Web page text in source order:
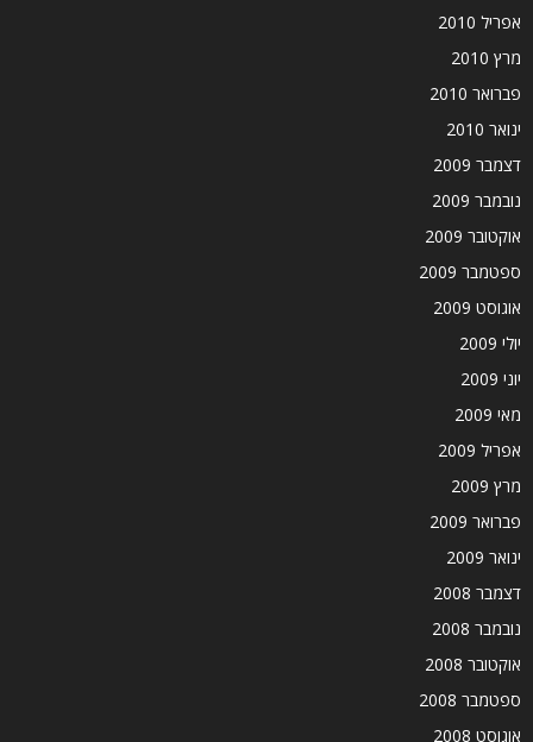
אפריל 2010
מרץ 2010
פברואר 2010
ינואר 2010
דצמבר 2009
נובמבר 2009
אוקטובר 2009
ספטמבר 2009
אוגוסט 2009
יולי 2009
יוני 2009
מאי 2009
אפריל 2009
מרץ 2009
פברואר 2009
ינואר 2009
דצמבר 2008
נובמבר 2008
אוקטובר 2008
ספטמבר 2008
אוגוסט 2008